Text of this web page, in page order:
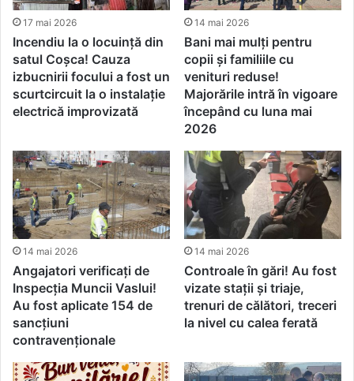
17 mai 2026
Incendiu la o locuință din
satul Coșca! Cauza
izbucnirii focului a fost un
scurtcircuit la o instalație
electrică improvizată
14 mai 2026
Bani mai mulți pentru
copii și familiile cu
venituri reduse!
Majorările intră în vigoare
începând cu luna mai
2026
14 mai 2026
Angajatori verificați de
Inspecția Muncii Vaslui!
Au fost aplicate 154 de
sancţiuni
contravenţionale
14 mai 2026
Controale în gări! Au fost
vizate stații și triaje,
trenuri de călători, treceri
la nivel cu calea ferată